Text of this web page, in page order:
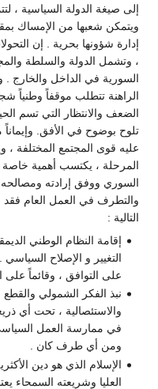
إلى صيغة الدولة السياسية ،
ويتمكن شعبها من الإمساك
إدارة شؤونها بحرية . إن
، وتشمل الدولة والسلطة
السورية في الداخل والخارج
الراهنة تتطلب موقفاً وطنياً
الضعف والانتظار التي تسم
تلوح بوضوح في الأفق.
عليه قوى المجتمع المختلفة ،
المرحلة ، يكتسب أهمية خاصة
السوري ووفق إرادته ومصالحه
والتطرف في العمل العام فقد
التالية :
إقامة النظام الوطني
التغيير و الإصلاح
على التوافق ، وقائماً على
نبذ الفكر الشمولي والقطع
والاستئصالية ، تحت أي
في ممارسة العمل
ومن أي طرف كان .
الإسلام الذي هو دين
العليا وشريعته السمحاء